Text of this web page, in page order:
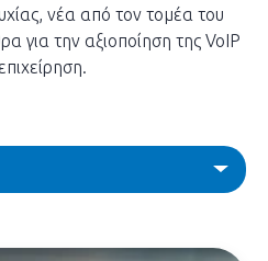
νέα από τον τομέα του
για την αξιοποίηση της VoIP